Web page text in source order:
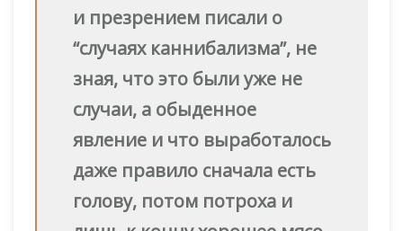
и презрением писали о
“случаях каннибализма”, не
зная, что это были уже не
случаи, а обыденное
явление и что выработалось
даже правило сначала есть
голову, потом потроха и